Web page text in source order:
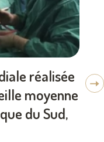
réalisée
moyenne
du Sud,